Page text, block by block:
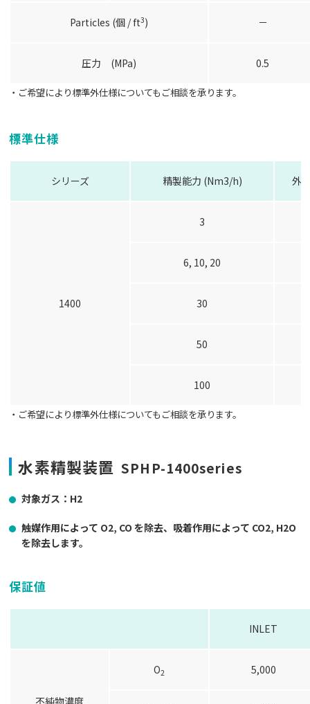
Particles (個 / ft3) －
圧力 (MPa) 0.5
・ご希望により標準外仕様についてもご相談を承ります。
標準仕様
シリーズ 精製能力 (Nm3/h) 外
1400
3
6, 10, 20
30
50
100
・ご希望により標準外仕様についてもご相談を承ります。
水素精製装置 SPHP-1400series
対象ガス：H2
触媒作用によって O2, CO を除去、吸着作用によって CO2, H2O
を除去します。
保証値
INLET
O2 5,000